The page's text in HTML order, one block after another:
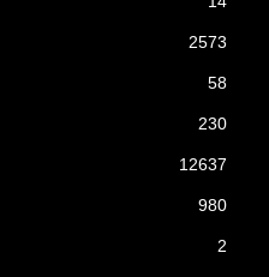
2573
58
230
12637
980
2